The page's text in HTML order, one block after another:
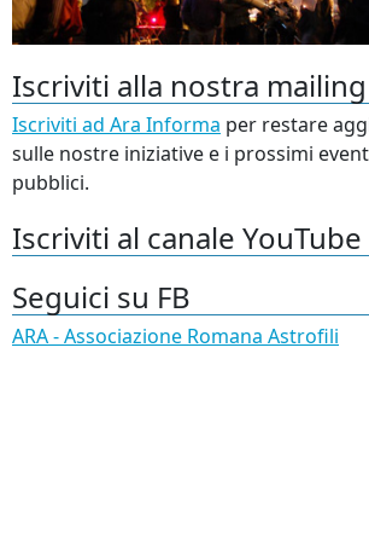
Iscriviti alla nostra
Iscriviti ad Ara Informa per restare
sulle nostre iniziative e i prossimi
pubblici.
Iscriviti al canale YouTube
Seguici su FB
ARA - Associazione Romana Astrofili